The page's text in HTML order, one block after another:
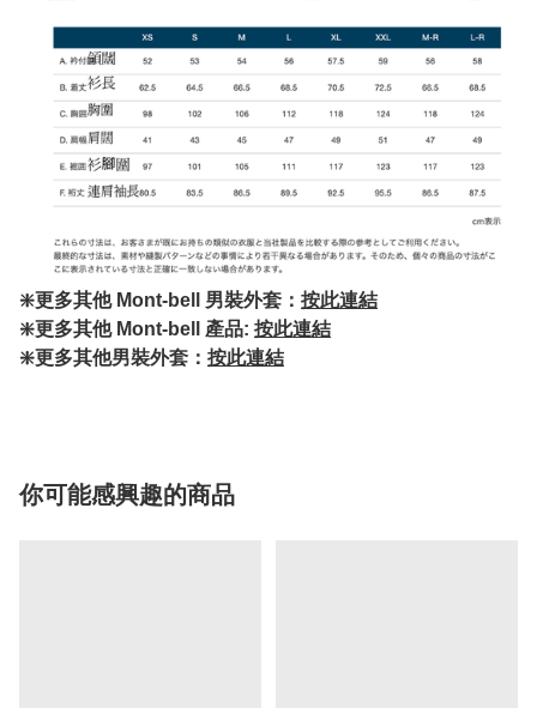
❇️更多其他 Mont-bell 男裝外套： 按此連結
❇️更多其他 Mont-bell 產品: 按此連結
❇️更多其他男裝外套： 按此連結
你可能感興趣的商品